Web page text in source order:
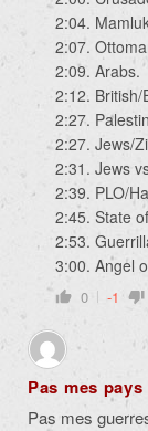
2:04.
2:07.
2:09. Arabs.
2:12. British/
2:27.
2:27. Jews/
2:31. Jews
2:39. PLO/
2:45. State
2:53.
3:00. Angel
0 -1
Pas mes pays
Pas mes